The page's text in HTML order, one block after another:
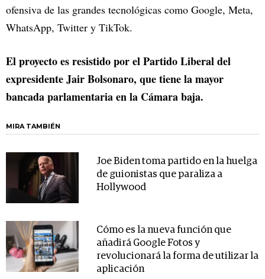
ofensiva de las grandes tecnológicas como Google, Meta,
WhatsApp, Twitter y TikTok.
El proyecto es resistido por el Partido Liberal del
expresidente Jair Bolsonaro, que tiene la mayor
bancada parlamentaria en la Cámara baja.
MIRA TAMBIÉN
Joe Biden toma partido en la huelga
de guionistas que paraliza a
Hollywood
Cómo es la nueva función que
añadirá Google Fotos y
revolucionará la forma de utilizar la
aplicación